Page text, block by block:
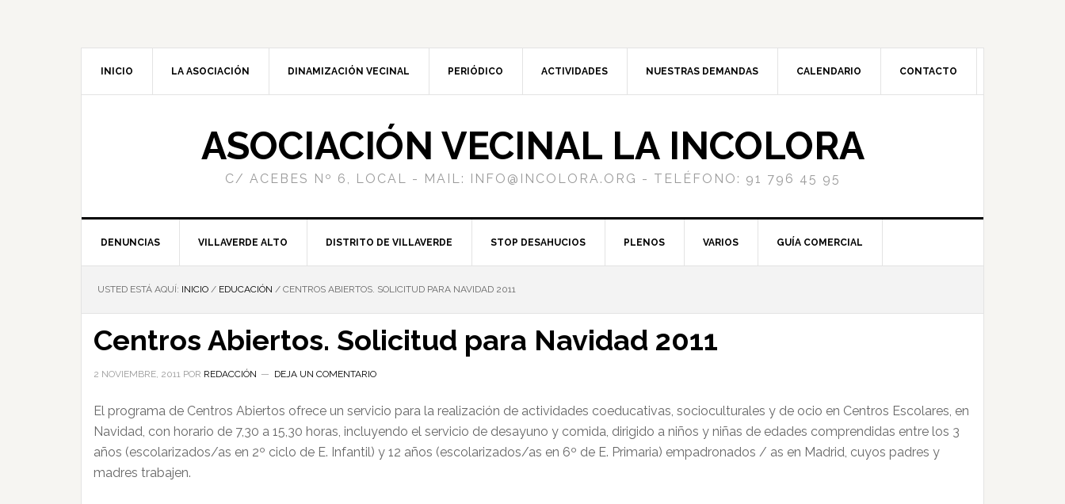
INICIO LA ASOCIACIÓN DINAMIZACIÓN VECINAL PERIÓDICO ACTIVIDADES NUESTRAS DEMANDAS CALENDARIO CONTACTO
ASOCIACIÓN VECINAL LA INCOLORA
C/ ACEBES Nº 6, LOCAL - MAIL: INFO@INCOLORA.ORG - TELÉFONO: 91 796 45 95
DENUNCIAS VILLAVERDE ALTO DISTRITO DE VILLAVERDE STOP DESAHUCIOS PLENOS VARIOS GUÍA COMERCIAL
USTED ESTÁ AQUÍ: INICIO / EDUCACIÓN / CENTROS ABIERTOS. SOLICITUD PARA NAVIDAD 2011
Centros Abiertos. Solicitud para Navidad 2011
2 NOVIEMBRE, 2011 POR REDACCIÓN DEJA UN COMENTARIO
El programa de Centros Abiertos ofrece un servicio para la realización de actividades coeducativas, socioculturales y de ocio en Centros Escolares, en
Navidad, con horario de 7,30 a 15,30 horas, incluyendo el servicio de desayuno y comida, dirigido a niños y niñas de edades comprendidas entre los 3
años (escolarizados/as en 2º ciclo de E. Infantil) y 12 años (escolarizados/as en 6º de E. Primaria) empadronados / as en Madrid, cuyos padres y
madres trabajen.